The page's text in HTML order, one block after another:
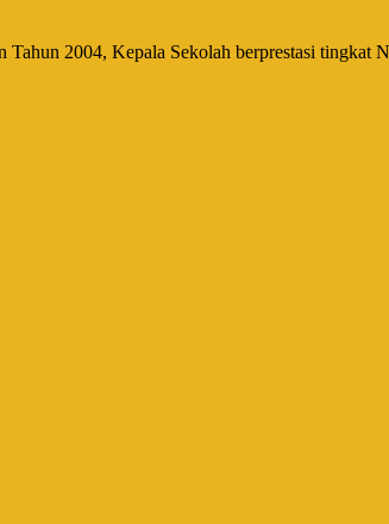
Tahun 2004, Kepala Sekolah berprestasi